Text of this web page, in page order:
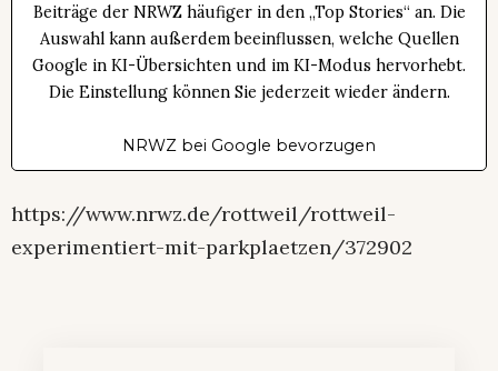
Beiträge der NRWZ häufiger in den „Top Stories“ an. Die
Auswahl kann außerdem beeinflussen, welche Quellen
Google in KI-Übersichten und im KI-Modus hervorhebt.
Die Einstellung können Sie jederzeit wieder ändern.
NRWZ bei Google bevorzugen
https://www.nrwz.de/rottweil/rottweil-
experimentiert-mit-parkplaetzen/372902